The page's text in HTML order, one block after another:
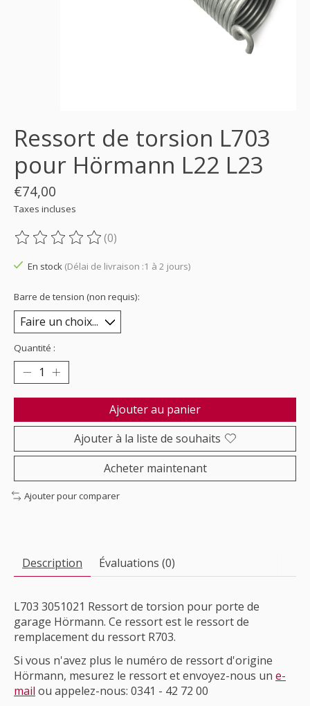
Ressort de torsion L703
pour Hörmann L22 L23
€74,00
Taxes incluses
Ce produit est évalué à
(0)
En stock (Délai de livraison :1 à 2 jours)
Barre de tension (non requis):
Quantité :
Ajouter au panier
Ajouter à la liste de souhaits
Acheter maintenant
Ajouter pour comparer
Description Évaluations (0)
L703 3051021 Ressort de torsion pour porte de
garage Hörmann. Ce ressort est le ressort de
remplacement du ressort R703.
Si vous n'avez plus le numéro de ressort d'origine
Hörmann, mesurez le ressort et envoyez-nous un e-
mail ou appelez-nous: 0341 - 42 72 00